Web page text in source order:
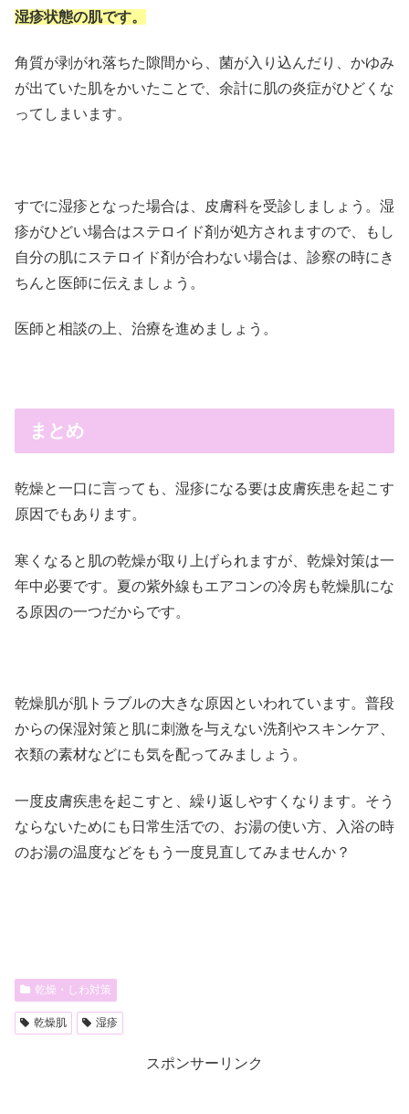
湿疹状態の肌です。
角質が剥がれ落ちた隙間から、菌が入り込んだり、かゆみ
が出ていた肌をかいたことで、余計に肌の炎症がひどくな
ってしまいます。
すでに湿疹となった場合は、皮膚科を受診しましょう。湿
疹がひどい場合はステロイド剤が処方されますので、もし
自分の肌にステロイド剤が合わない場合は、診察の時にき
ちんと医師に伝えましょう。
医師と相談の上、治療を進めましょう。
まとめ
乾燥と一口に言っても、湿疹になる要は皮膚疾患を起こす
原因でもあります。
寒くなると肌の乾燥が取り上げられますが、乾燥対策は一
年中必要です。夏の紫外線もエアコンの冷房も乾燥肌にな
る原因の一つだからです。
乾燥肌が肌トラブルの大きな原因といわれています。普段
からの保湿対策と肌に刺激を与えない洗剤やスキンケア、
衣類の素材などにも気を配ってみましょう。
一度皮膚疾患を起こすと、繰り返しやすくなります。そう
ならないためにも日常生活での、お湯の使い方、入浴の時
のお湯の温度などをもう一度見直してみませんか？
乾燥・しわ対策
乾燥肌 湿疹
スポンサーリンク